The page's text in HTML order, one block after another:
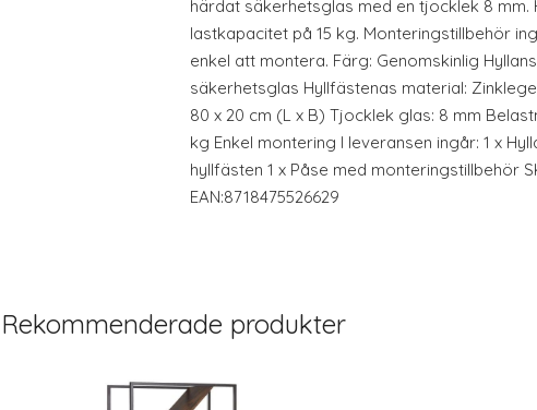
härdat säkerhetsglas med en tjocklek 8 mm.
lastkapacitet på 15 kg. Monteringstillbehör
enkel att montera. Färg: Genomskinlig
säkerhetsglas Hyllfästenas material:
80 x 20 cm (L x B) Tjocklek glas: 8 mm
kg Enkel montering I leveransen ingår: 1 x
hyllfästen 1 x Påse med monteringstillbehör
EAN:8718475526629
Rekommenderade produkter